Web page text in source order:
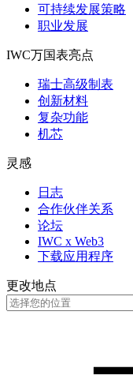
可持续发展策略
职业发展
IWC万国表亮点
瑞士高级制表
创新材料
复杂功能
机芯
灵感
日志
合作伙伴关系
论坛
IWC x Web3
下载应用程序
更改地点